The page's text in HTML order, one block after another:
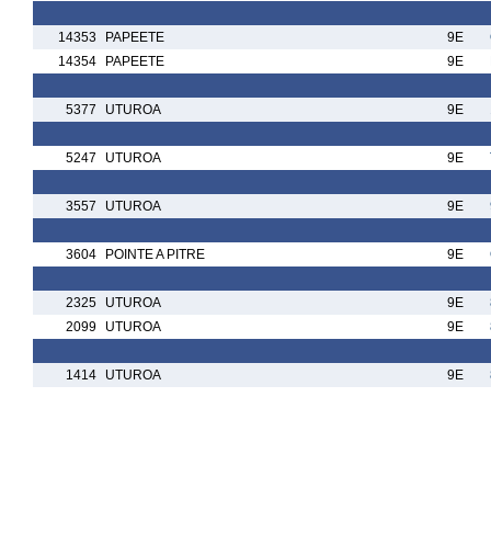
14353 PAPEETE 9E
14354
PAPEETE 9E
5377 UTUROA 9E
5247 UTUROA 9E
3557 UTUROA 9E
3604 POINTE A PITRE 9E
2325 UTUROA 9E
2099
UTUROA 9E
1414 UTUROA 9E